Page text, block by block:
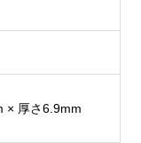
× 厚さ6.9mm